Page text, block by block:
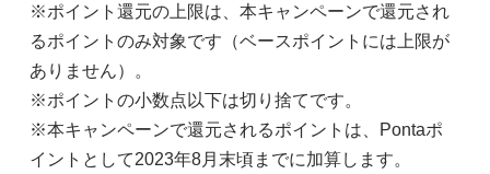
※ポイント還元の上限は、本キャンペーンで還元され
るポイントのみ対象です（ベースポイントには上限が
ありません）。
※ポイントの小数点以下は切り捨てです。
※本キャンペーンで還元されるポイントは、Pontaポ
イントとして2023年8月末頃までに加算します。